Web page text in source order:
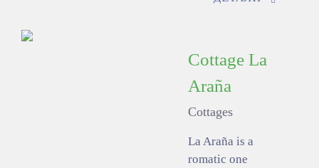
Cottage La
Araña
Cottages
La Araña is a
romatic one